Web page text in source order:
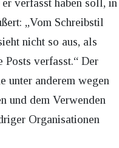
verfasst haben soll, in
„Vom Schreibstil
nicht so aus, als
Posts verfasst.“ Der
unter anderem wegen
und dem Verwenden
Organisationen